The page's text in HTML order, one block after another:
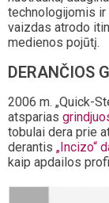
technologijomis ir
vaizdas atrodo
medienos pojūtį.
DERANČIOS
2006 m. „Quick-
atsparias
tobulai dera prie
derantis „Incizo“
kaip apdailos